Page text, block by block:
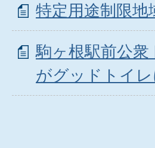
特定用途制限地
駒ヶ根駅前公衆
がグッドトイ